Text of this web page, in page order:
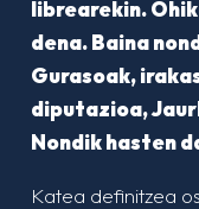
librearekin.
dena. Baina
Gurasoak,
diputazioa,
Nondik hasten
Katea definitzea